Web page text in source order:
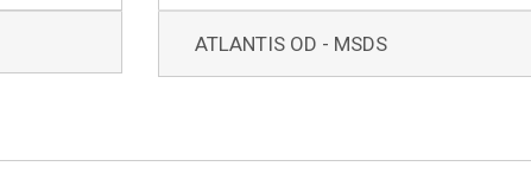
ATLANTIS OD - MSDS